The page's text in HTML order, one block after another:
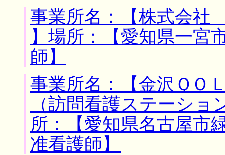
事業所名：【株式会
】場所：【愛知県一宮
師】
事業所名：【金沢Ｑ
（訪問看護ステーシ
所：【愛知県名古屋市
准看護師】